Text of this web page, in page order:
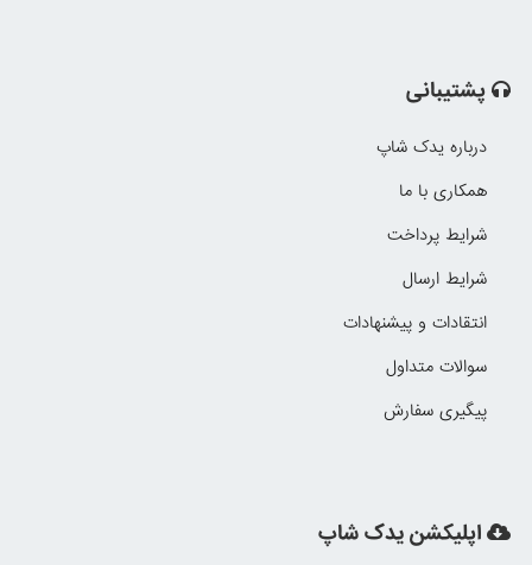
پشتیبانی
درباره یدک شاپ
همکاری با ما
شرایط پرداخت
شرایط ارسال
انتقادات و پیشنهادات
سوالات متداول
پیگیری سفارش
اپلیکشن یدک شاپ